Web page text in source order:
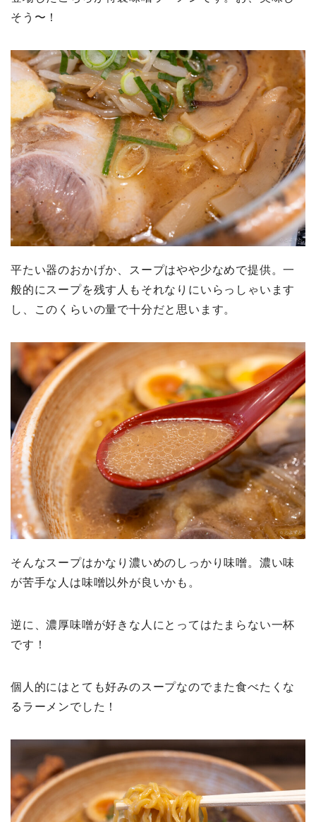
そう〜！
平たい器のおかげか、スープはやや少なめで提供。一
般的にスープを残す人もそれなりにいらっしゃいます
し、このくらいの量で十分だと思います。
そんなスープはかなり濃いめのしっかり味噌。濃い味
が苦手な人は味噌以外が良いかも。
逆に、濃厚味噌が好きな人にとってはたまらない一杯
です！
個人的にはとても好みのスープなのでまた食べたくな
るラーメンでした！